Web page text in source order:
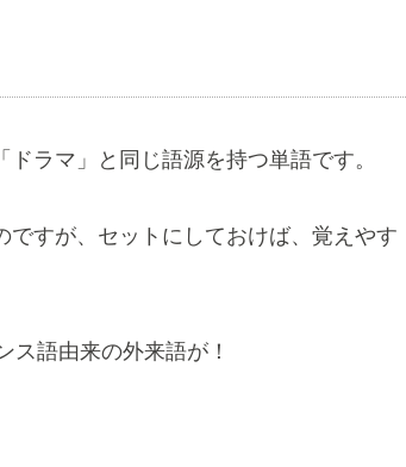
ラマ」と同じ語源を持つ単語です。
ですが、セットにしておけば、覚えやす
ス語由来の外来語が！